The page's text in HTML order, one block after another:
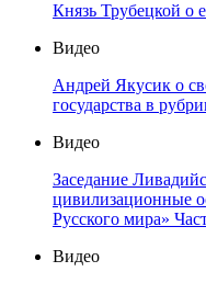
Князь Трубецкой о
Видео
Андрей Якусик о
государства в
Видео
Заседание
цивилизационные
Русского мира»
Видео